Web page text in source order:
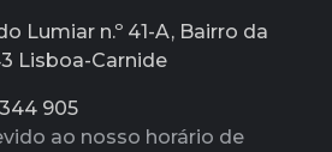
Lumiar n.º 41-A, Bairro da
Lisboa-Carnide
905
ao nosso horário de